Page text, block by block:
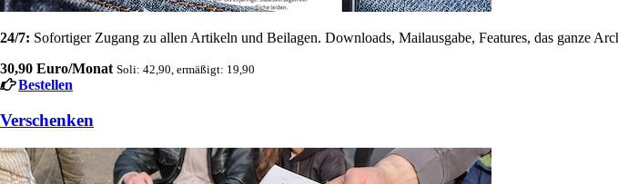
24/7: Sofortiger Zugang zu allen Artikeln und Beilagen. Downloads, Mailausgabe, Features, das ganze
30,90 Euro/Monat Soli: 42,90, ermäßigt: 19,90
Bestellen
Verschenken